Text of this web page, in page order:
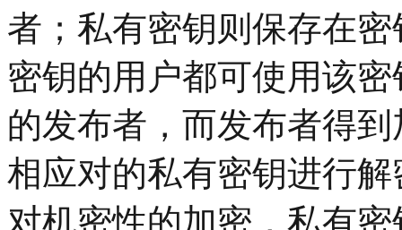
者；私有密钥则保存在
密钥的用户都可使用该
的发布者，而发布者得
相应对的私有密钥进行
对机密性的加密，私有